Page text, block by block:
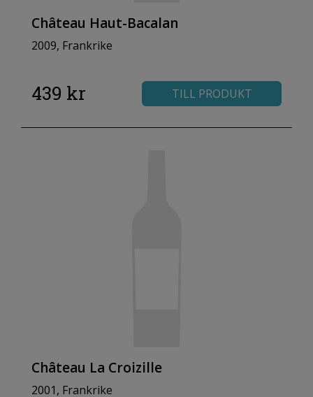
Château Haut-Bacalan
2009, Frankrike
439 kr TILL PRODUKT
Château La Croizille
2001, Frankrike